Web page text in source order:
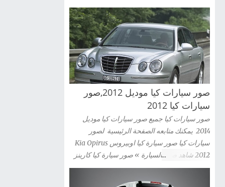
صور سيارات كيا موديل 2012,صور
سيارات كيا 2012
صور سيارات كيا جميع صور سيارات كيا موديل
2014 يمكنك متابعه الصفحة الرئيسية لصور
سيارات كيا صور سيارة كيا اوبيروس Kia Opirus
2012 شاهد صور السيارة » صور سيارة كيا كارينز
2012 Kia Carens شاهد صور السيارة » صور
سيارة كيا سيراتو كوبية Kia Cerato Coupe 2012